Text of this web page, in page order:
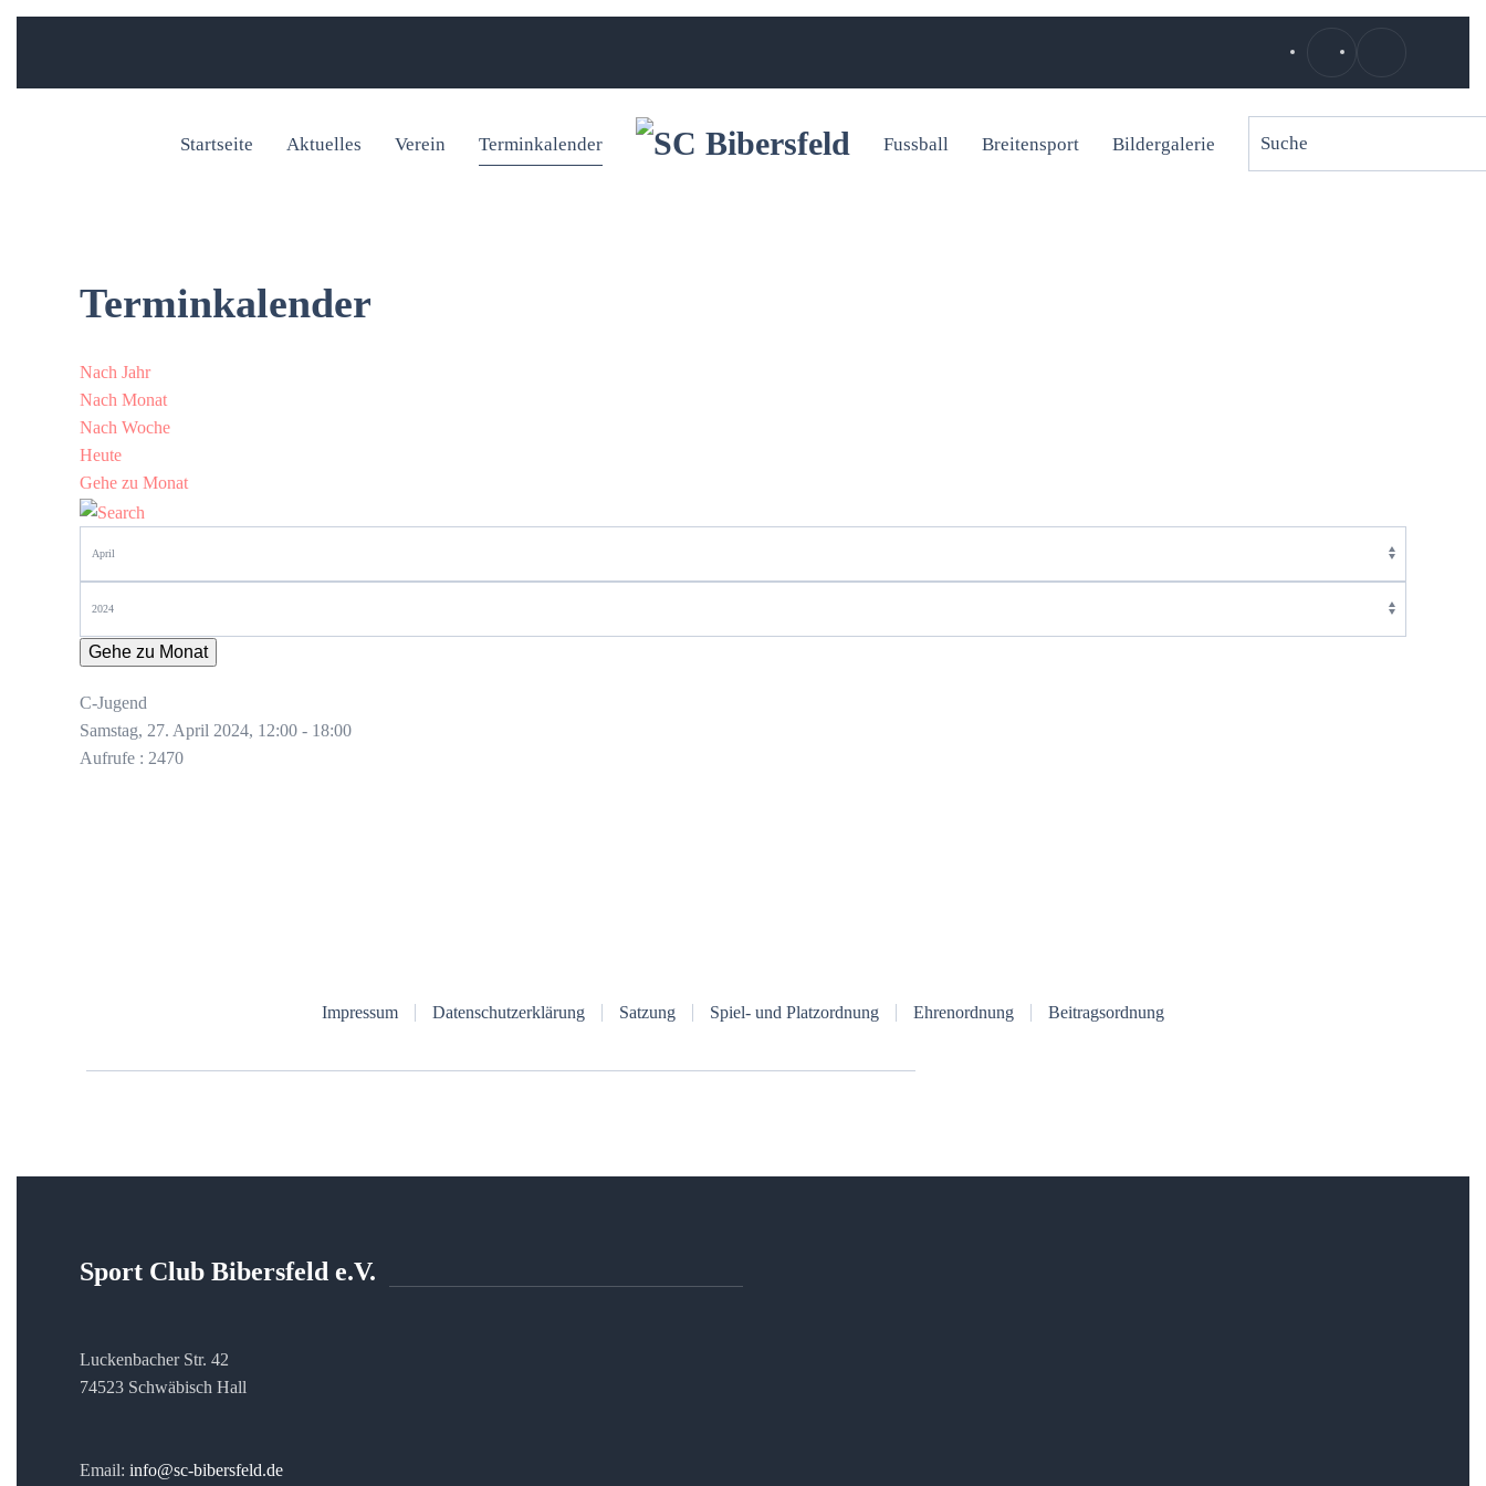
Startseite Aktuelles Verein Terminkalender Fussball Breitensport Bildergalerie
Terminkalender
Nach Jahr
Nach Monat
Nach Woche
Heute
Gehe zu Monat
Gehe zu Monat
C-Jugend
Samstag, 27. April 2024, 12:00 - 18:00
Aufrufe : 2470
Impressum Datenschutzerklärung Satzung Spiel- und Platzordnung Ehrenordnung Beitragsordnung
Sport Club Bibersfeld e.V.
Luckenbacher Str. 42
74523 Schwäbisch Hall
Email: info@sc-bibersfeld.de